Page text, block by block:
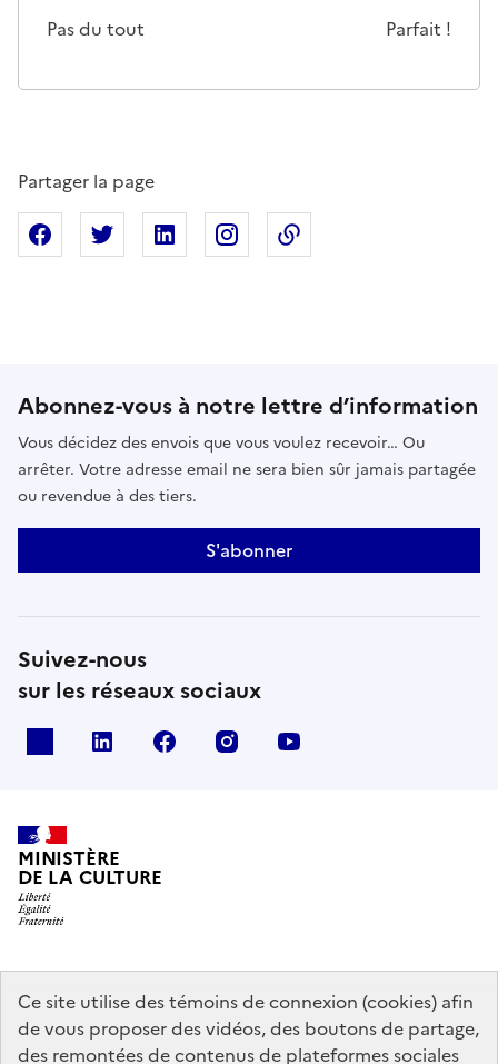
Ce site utilise des témoins de connexion (cookies) afin
de vous proposer des vidéos, des boutons de partage,
des remontées de contenus de plateformes sociales
Pas du tout Parfait !
Partager la page
Partager sur Facebook
Partager sur XPartager sur Linkedin
Partager sur Instagram
Abonnez-vous à notre lettre d’information
Vous décidez des envois que vous voulez recevoir… Ou
arrêter. Votre adresse email ne sera bien sûr jamais partagée
ou revendue à des tiers.
S'abonner
Suivez-nous
sur les réseaux sociaux
linkedin facebook instagram
MINISTÈRE
DE LA CULTURE
data.gouv.fr legifrance.gouv.fr
info.gouv.fr
service-public.gouv.fr